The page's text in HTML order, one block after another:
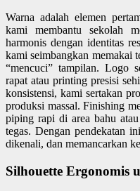
Warna adalah elemen
kami membantu sekolah
harmonis dengan identitas
kami seimbangkan memakai
“mencuci” tampilan. Logo
rapat atau printing presisi
konsistensi, kami sertakan
produksi massal. Finishing
piping rapi di area bahu
tegas. Dengan pendekatan
dikenali, dan memancarkan
Silhouette Ergonomis